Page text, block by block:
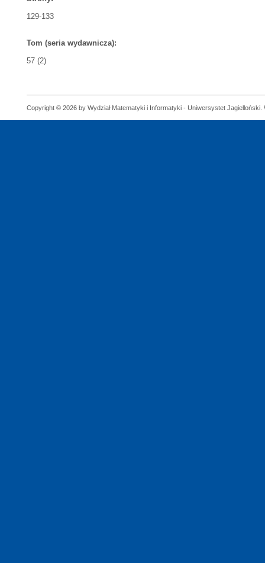
129-133
Tom (seria wydawnicza):
57 (2)
Copyright © 2026 by Wydział Matematyki i Informatyki - Uniwersystet